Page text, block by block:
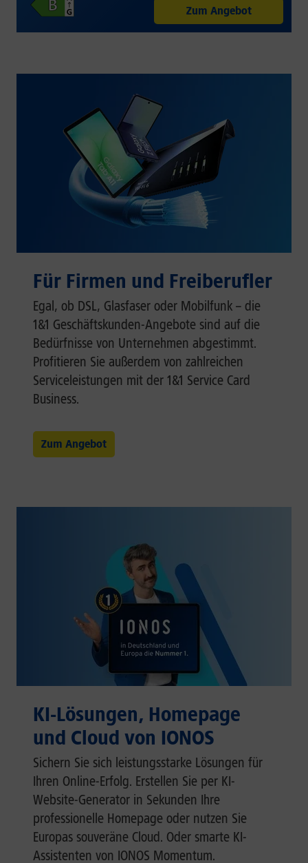
Zum Angebot
Für Firmen und Freiberufler
Egal, ob DSL, Glasfaser oder Mobilfunk – die
1&1 Geschäftskunden-Angebote sind auf die
Bedürfnisse von Unternehmen abgestimmt.
Profitieren Sie außerdem von zahlreichen
Serviceleistungen mit der 1&1 Service Card
Business.
Zum Angebot
KI-Lösungen, Homepage
und Cloud von IONOS
Sichern Sie sich leistungsstarke Lösungen für
Ihren Online-Erfolg. Erstellen Sie per KI-
Website-Generator in Sekunden Ihre
professionelle Homepage oder nutzen Sie
Europas souveräne Cloud. Oder smarte KI-
Assistenten von IONOS Momentum.